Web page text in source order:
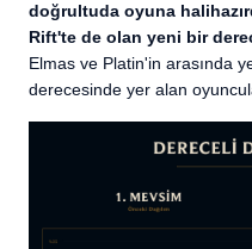
doğrultuda oyuna
Rift'te de olan yeni bir
Elmas ve Platin'in arasında
derecesinde yer alan